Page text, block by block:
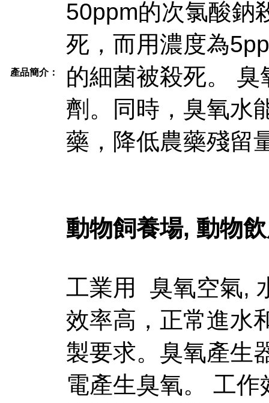
產品簡介：
50ppm的次氯酸鈉
死，而用濃度為
的細菌被殺死。
劑。同時，臭氧水
藥，降低農藥殘留
動物飼養場, 動物
工業用 臭氧空氣,
效率高，正常進水
製要求。臭氧產生
電產生臭氧。 工